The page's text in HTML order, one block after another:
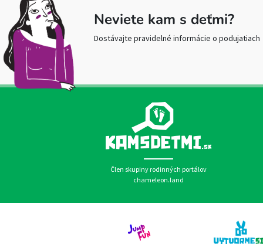
Neviete kam s deťmi?
Dostávajte pravidelné informácie o podujatiach
Člen skupiny rodinných portálov
chameleon.land